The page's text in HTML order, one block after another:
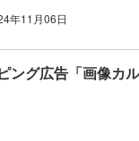
年11月06日
ング広告「画像カ